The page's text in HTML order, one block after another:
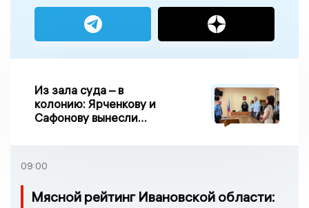
Из зала суда – в
колонию: Ярченкову и
Сафонову вынесли
09:00
Мясной рейтинг Ивановской области: